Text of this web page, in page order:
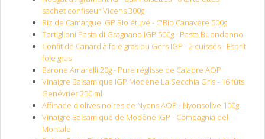
sachet confiseur Vicens 300g
Riz de Camargue IGP Bio étuvé - C'Bio Canavère 500g
Tortiglioni Pasta di Gragnano IGP 500g - Pasta Buondonno
Confit de Canard à foie gras du Gers IGP - 2 cuisses - Esprit
foie gras
Barone Amarelli 20g - Pure réglisse de Calabre AOP
Vinaigre Balsamique IGP Modène La Secchia Gris - 16 fûts
Genévrier 250 ml
Affinade d'olives noires de Nyons AOP - Nyonsolive 100g
Vinaigre Balsamique de Modène IGP - Compagnia del
Montale